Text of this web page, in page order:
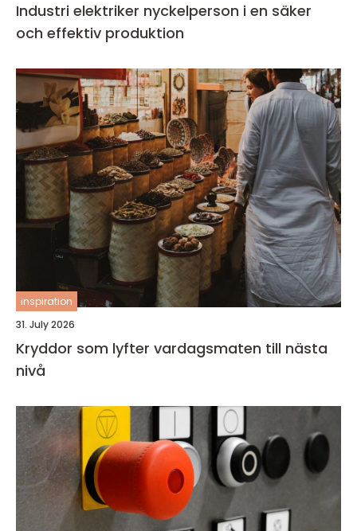
Industri elektriker nyckelperson i en säker
och effektiv produktion
inspiration
31. July 2026
Kryddor som lyfter vardagsmaten till nästa
nivå